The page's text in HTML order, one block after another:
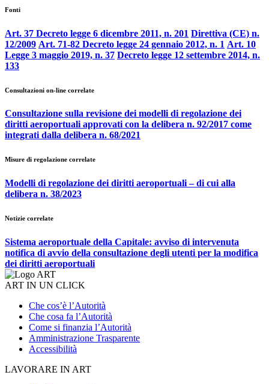
Fonti
Art. 37 Decreto legge 6 dicembre 2011, n. 201 Direttiva (CE) n.
12/2009 Art. 71-82 Decreto legge 24 gennaio 2012, n. 1 Art. 10
Legge 3 maggio 2019, n. 37 Decreto legge 12 settembre 2014, n.
133
Consultazioni on-line correlate
Consultazione sulla revisione dei modelli di regolazione dei
diritti aeroportuali approvati con la delibera n. 92/2017 come
integrati dalla delibera n. 68/2021
Misure di regolazione correlate
Modelli di regolazione dei diritti aeroportuali – di cui alla
delibera n. 38/2023
Notizie correlate
Sistema aeroportuale della Capitale: avviso di intervenuta
notifica di avvio della consultazione degli utenti per la modifica
dei diritti aeroportuali
ART IN UN CLICK
Che cos’è l’Autorità
Che cosa fa l’Autorità
Come si finanzia l’Autorità
Amministrazione Trasparente
Accessibilità
LAVORARE IN ART